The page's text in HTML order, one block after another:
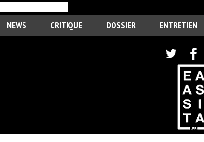
NEWS CRITIQUE DOSSIER ENTRETIEN